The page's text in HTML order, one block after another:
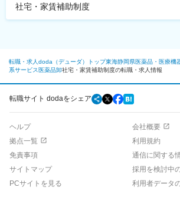
社宅・家賃補助制度
転職・求人doda（デューダ）トップ東海静岡県医薬品・医療機
系サービス 医薬品卸社宅・家賃補助制度の転職・求人情報
転職サイト dodaをシェア
ヘルプ
会社概要
拠点一覧
利用規約
免責事項
通信に関する
サイトマップ
採用を検討中
PCサイトを見る
利用者データ